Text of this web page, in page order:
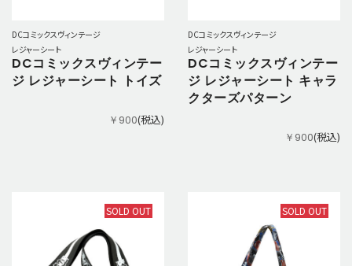
DCコミックスヴィンテージ
レジャーシート
DCコミックスヴィンテー
ジ レジャーシート トイズ
￥900(税込)
DCコミックスヴィンテージ
レジャーシート
DCコミックスヴィンテー
ジ レジャーシート キャラ
クターズパターン
￥900(税込)
SOLD OUT SOLD OUT